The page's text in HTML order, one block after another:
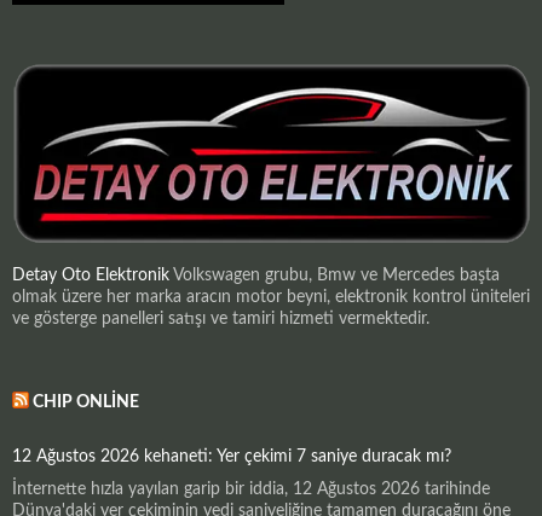
Detay Oto Elektronik Volkswagen grubu, Bmw ve Mercedes başta
olmak üzere her marka aracın motor beyni, elektronik kontrol üniteleri
ve gösterge panelleri satışı ve tamiri hizmeti vermektedir.
CHIP ONLINE
12 Ağustos 2026 kehaneti: Yer çekimi 7 saniye duracak mı?
İnternette hızla yayılan garip bir iddia, 12 Ağustos 2026 tarihinde
Dünya'daki yer çekiminin yedi saniyeliğine tamamen duracağını öne